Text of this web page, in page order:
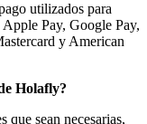
utilizados para
Pay, Google Pay,
y American
Holafly?
que sean necesarias,